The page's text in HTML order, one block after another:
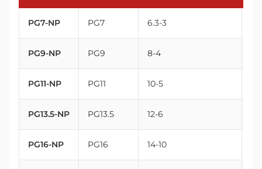
PG7-NP PG7 6.3-3
PG9-NP PG9 8-4
PG11-NP PG11 10-5
PG13.5-NP PG13.5 12-6
PG16-NP PG16 14-10